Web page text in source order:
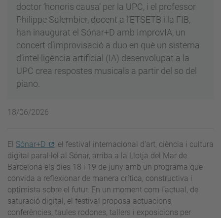
doctor ‘honoris causa’ per la UPC, i el professor
Philippe Salembier, docent a l’ETSETB i la FIB,
han inaugurat el Sónar+D amb ImprovIA, un
concert d’improvisació a duo en què un sistema
d’intel·ligència artificial (IA) desenvolupat a la
UPC crea respostes musicals a partir del so del
piano.
18/06/2026
El Sónar+D
, el festival internacional d’art, ciència i cultura
digital paral·lel al Sónar, arriba a la Llotja del Mar de
Barcelona els dies 18 i 19 de juny amb un programa que
convida a reflexionar de manera crítica, constructiva i
optimista sobre el futur. En un moment com l’actual, de
saturació digital, el festival proposa actuacions,
conferències, taules rodones, tallers i exposicions per